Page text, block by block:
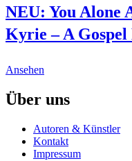
the
product
page
multiple
variants.
The
options
the
page
NEU: You Alone
Kyrie – A Gospel
Ansehen
multiple
The
options
may
Über uns
Autoren & Künstler
Kontakt
Impressum